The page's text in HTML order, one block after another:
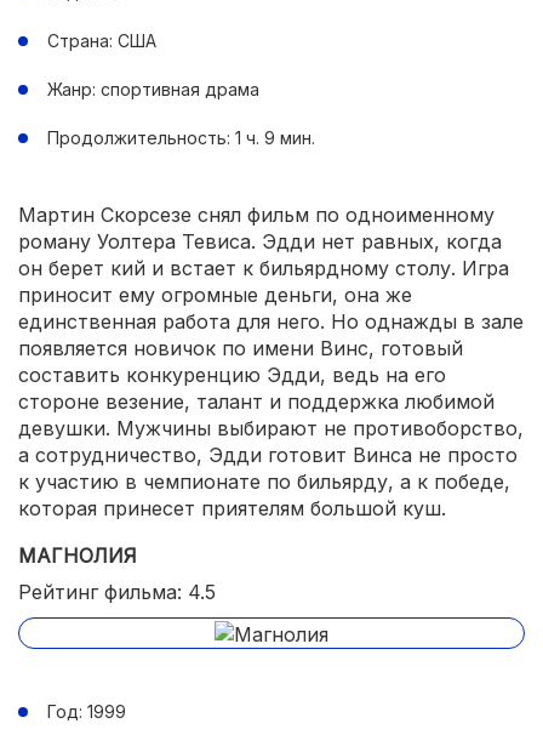
Страна: США
Жанр: спортивная драма
Продолжительность: 1 ч. 9 мин.
Мартин Скорсезе снял фильм по одноименному
роману Уолтера Тевиса. Эдди нет равных, когда
он берет кий и встает к бильярдному столу. Игра
приносит ему огромные деньги, она же
единственная работа для него. Но однажды в зале
появляется новичок по имени Винс, готовый
составить конкуренцию Эдди, ведь на его
стороне везение, талант и поддержка любимой
девушки. Мужчины выбирают не противоборство,
а сотрудничество, Эдди готовит Винса не просто
к участию в чемпионате по бильярду, а к победе,
которая принесет приятелям большой куш.
МАГНОЛИЯ
Рейтинг фильма: 4.5
Год: 1999